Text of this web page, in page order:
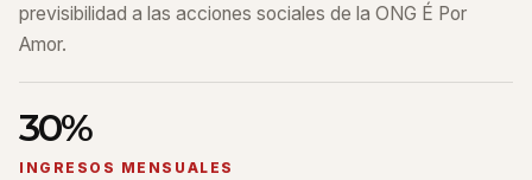
previsibilidad a las acciones sociales de la ONG É Por
Amor.
30%
INGRESOS MENSUALES